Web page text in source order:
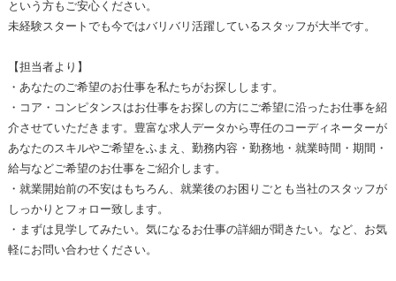
という方もご安心ください。
未経験スタートでも今ではバリバリ活躍しているスタッフが大半です。
【担当者より】
・あなたのご希望のお仕事を私たちがお探しします。
・コア・コンピタンスはお仕事をお探しの方にご希望に沿ったお仕事を紹
介させていただきます。豊富な求人データから専任のコーディネーターが
あなたのスキルやご希望をふまえ、勤務内容・勤務地・就業時間・期間・
給与などご希望のお仕事をご紹介します。
・就業開始前の不安はもちろん、就業後のお困りごとも当社のスタッフが
しっかりとフォロー致します。
・まずは見学してみたい。気になるお仕事の詳細が聞きたい。など、お気
軽にお問い合わせください。